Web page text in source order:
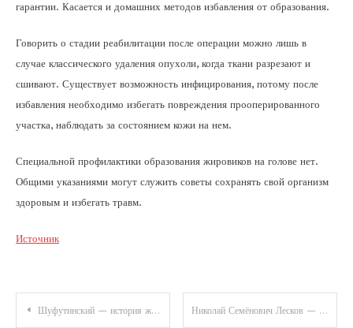
гарантии. Касается и домашних методов избавления от образования.
Говорить о стадии реабилитации после операции можно лишь в
случае классического удаления опухоли, когда ткани разрезают и
сшивают. Существует возможность инфицирования, потому после
избавления необходимо избегать повреждения прооперированного
участка, наблюдать за состоянием кожи на нем.
Специальной профилактики образования жировиков на голове нет.
Общими указаниями могут служить советы сохранять свой организм
здоровым и избегать травм.
Источник
Навигация
Шуфутинский — история жизни, успехи и музыкальное наследие Николай Семёнович Лесков — великий русский писатель, жизнь и наследие которого впечатляют многих читателей и критиков